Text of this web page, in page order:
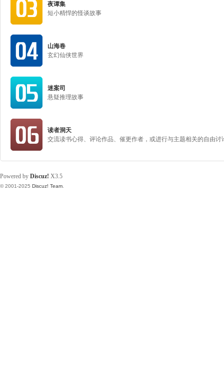
夜谭集
短小精悍的怪谈故事
山海卷
玄幻仙侠世界
迷案司
悬疑推理故事
读者洞天
交流读书心得、评论作品、催更作者，或进行与主题相关的自由讨
Powered by Discuz! X3.5
© 2001-2025 Discuz! Team